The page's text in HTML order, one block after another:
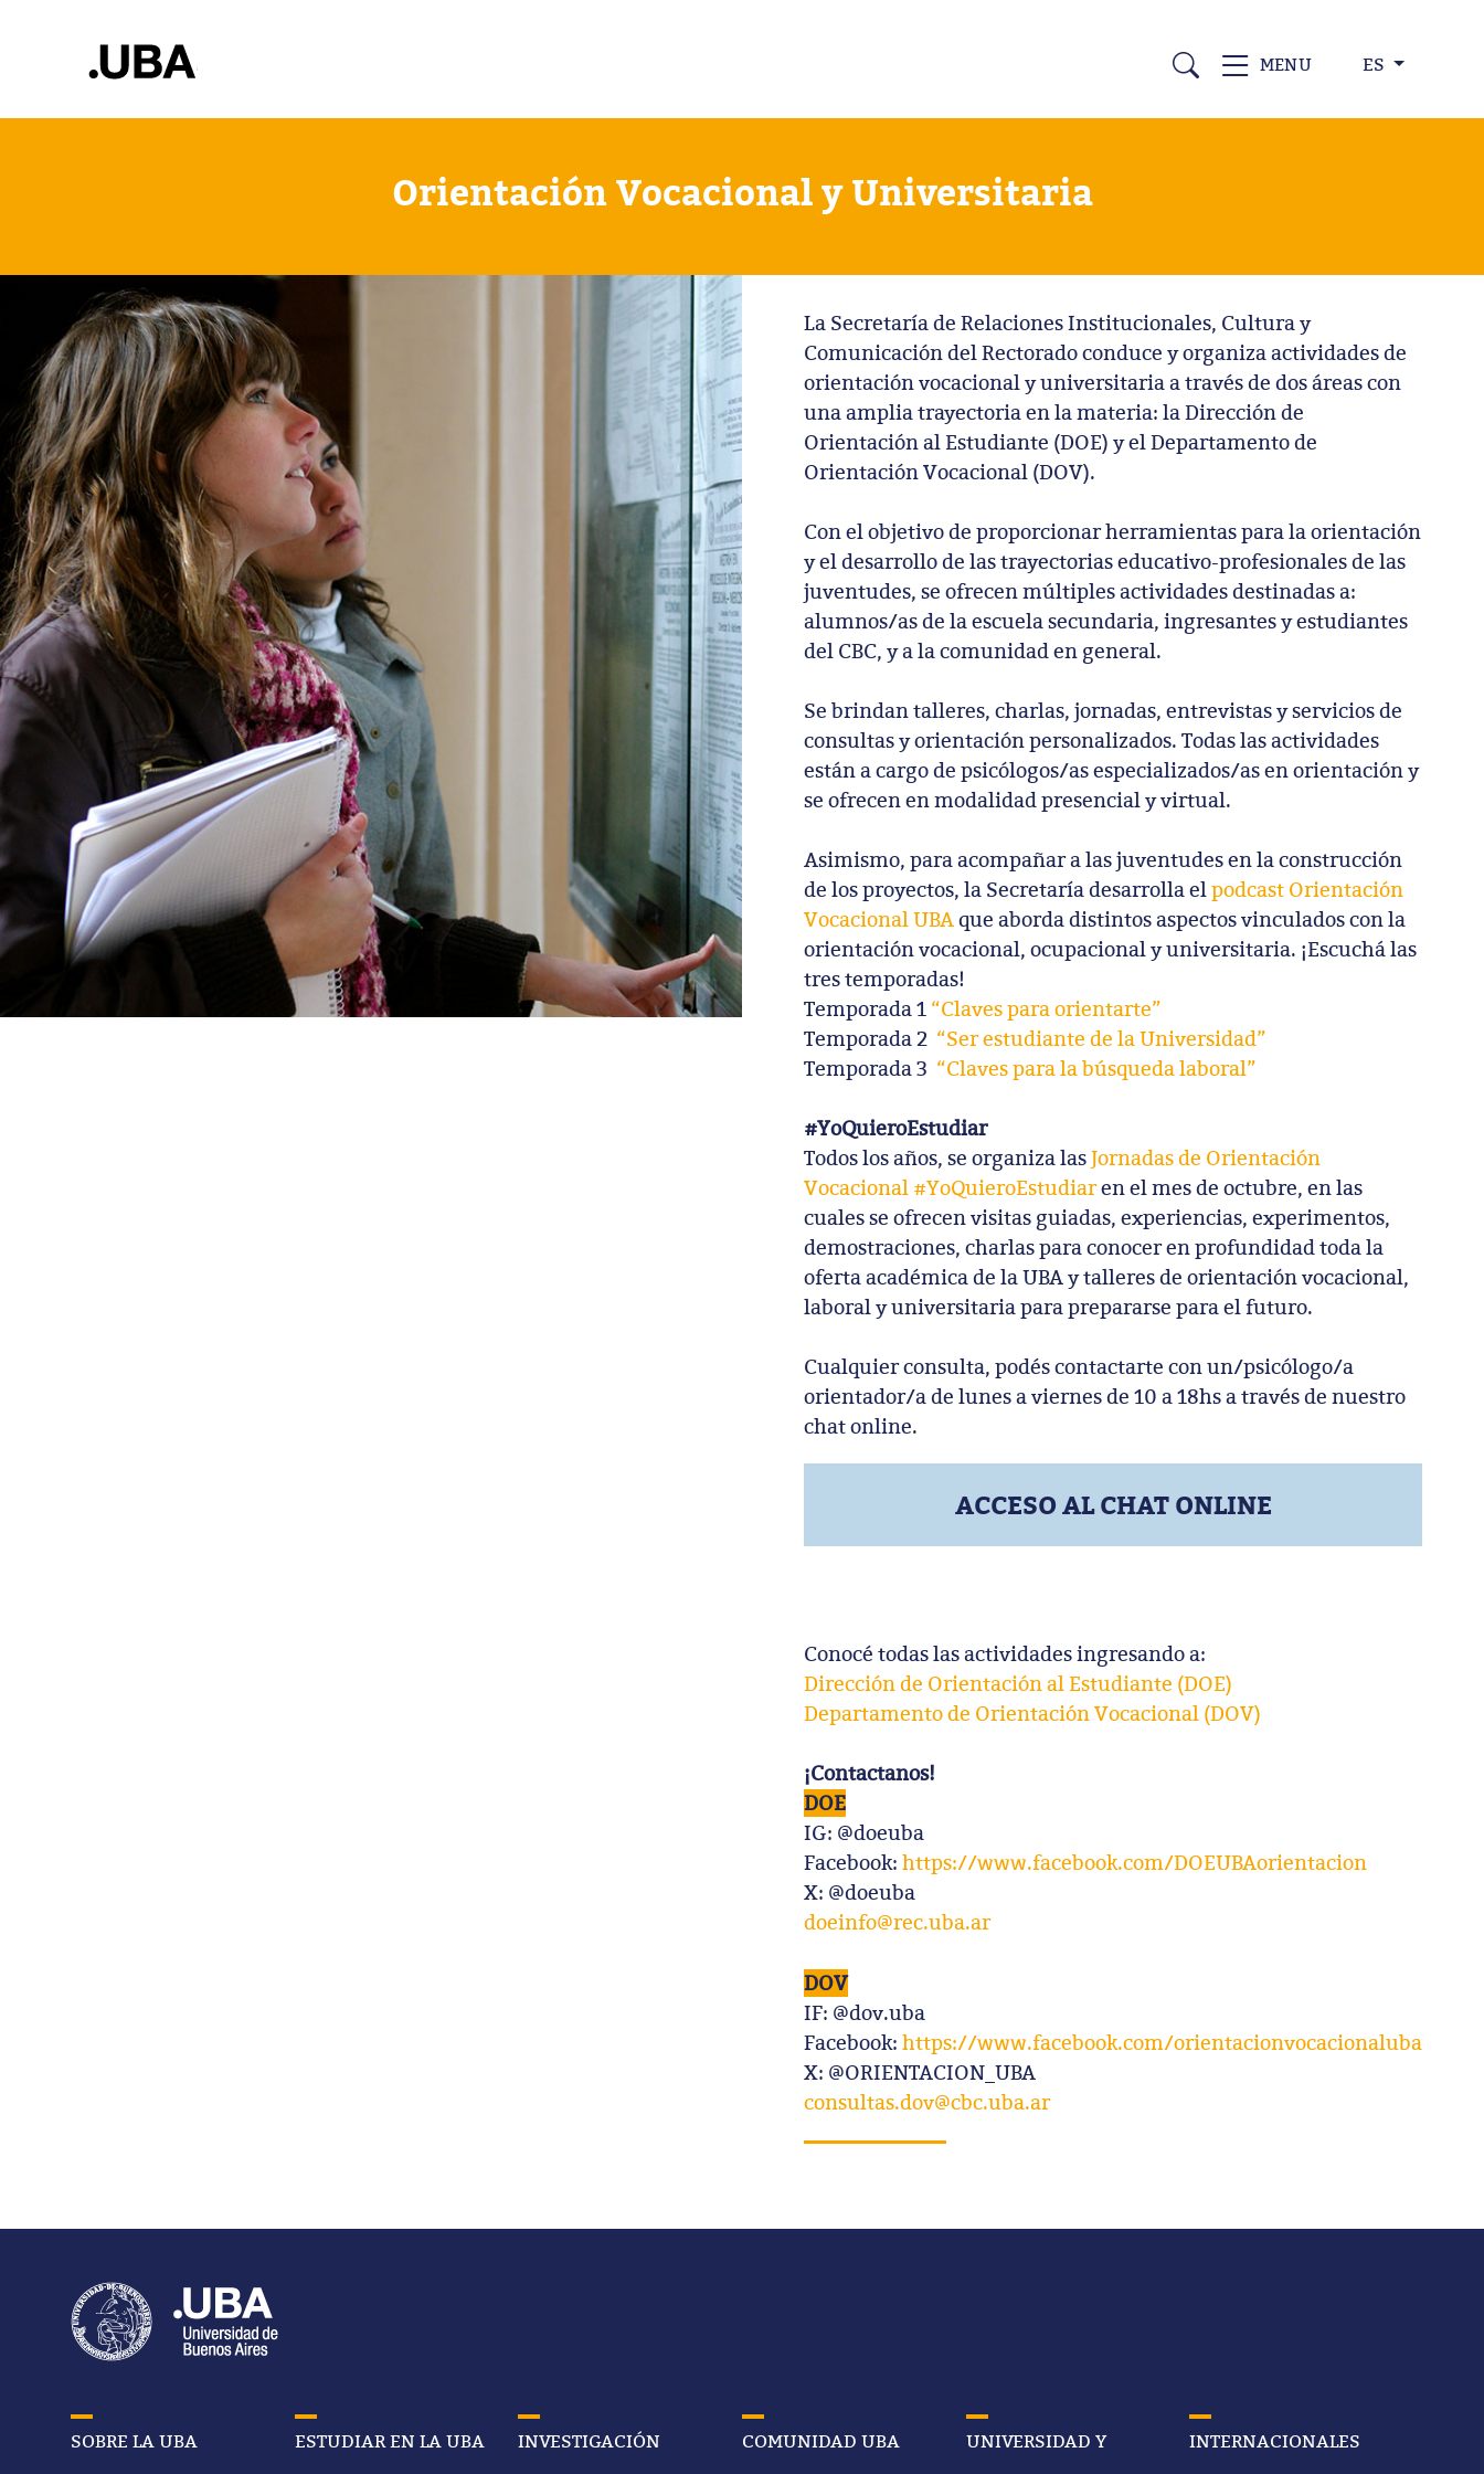
MENU ES
Orientación Vocacional y Universitaria
La Secretaría de Relaciones Institucionales, Cultura y
Comunicación del Rectorado conduce y organiza actividades de
orientación vocacional y universitaria a través de dos áreas con
una amplia trayectoria en la materia: la Dirección de
Orientación al Estudiante (DOE) y el Departamento de
Orientación Vocacional (DOV).
Con el objetivo de proporcionar herramientas para la orientación
y el desarrollo de las trayectorias educativo-profesionales de las
juventudes, se ofrecen múltiples actividades destinadas a:
alumnos/as de la escuela secundaria, ingresantes y estudiantes
del CBC, y a la comunidad en general.
Se brindan talleres, charlas, jornadas, entrevistas y servicios de
consultas y orientación personalizados. Todas las actividades
están a cargo de psicólogos/as especializados/as en orientación y
se ofrecen en modalidad presencial y virtual.
Asimismo, para acompañar a las juventudes en la construcción
de los proyectos, la Secretaría desarrolla elpodcast Orientación
Vocacional UBAque aborda distintos aspectos vinculados con la
orientación vocacional, ocupacional y universitaria. ¡Escuchá las
tres temporadas!
Temporada 1 “Claves para orientarte”
Temporada 2 “Ser estudiante de la Universidad”
Temporada 3 “Claves para la búsqueda laboral”
#YoQuieroEstudiar
Todos los años, se organiza lasJornadas de Orientación
Vocacional #YoQuieroEstudiaren el mes de octubre, en las
cuales se ofrecen visitas guiadas, experiencias, experimentos,
demostraciones, charlas para conocer en profundidad toda la
oferta académica de la UBA y talleres de orientación vocacional,
laboral y universitaria para prepararse para el futuro.
Cualquier consulta, podés contactarte con un/psicólogo/a
orientador/a de lunes a viernes de 10 a 18hs a través de nuestro
chat online.
ACCESO AL CHAT ONLINE
Conocé todas las actividades ingresando a:
Dirección de Orientación al Estudiante (DOE)
Departamento de Orientación Vocacional (DOV)
¡Contactanos!
DOE
IG: @doeuba
Facebook: https://www.facebook.com/DOEUBAorientacion
X: @doeuba
doeinfo@rec.uba.ar
DOV
IF: @dov.uba
Facebook: https://www.facebook.com/orientacionvocacionaluba
X: @ORIENTACION_UBA
consultas.dov@cbc.uba.ar
SOBRE LA UBA ESTUDIAR EN LA UBA INVESTIGACIÓN COMUNIDAD UBA UNIVERSIDAD Y INTERNACIONALES